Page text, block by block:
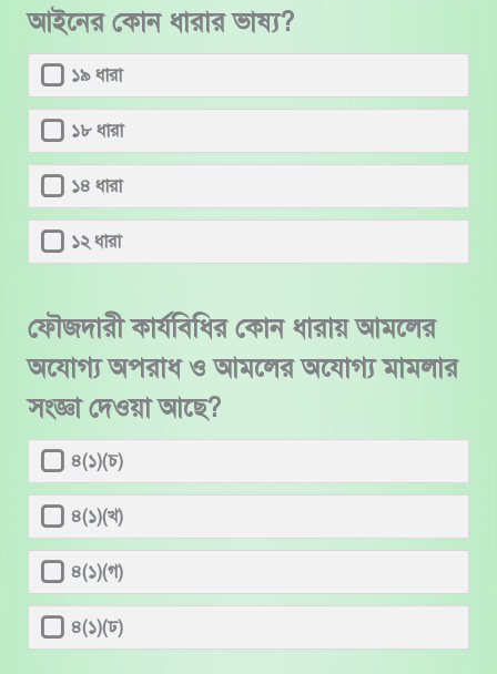
আইনের কোন ধারার ভাষ্য?
১৯ ধারা
১৮ ধারা
১৪ ধারা
১২ ধারা
ফৌজদারী কার্যবিধির কোন ধারায় আমলের
অযোগ্য অপরাধ ও আমলের অযোগ্য মামলার
সংজ্ঞা দেওয়া আছে?
৪(১)(চ)
৪(১)(খ)
৪(১)(গ)
৪(১)(ঢ)